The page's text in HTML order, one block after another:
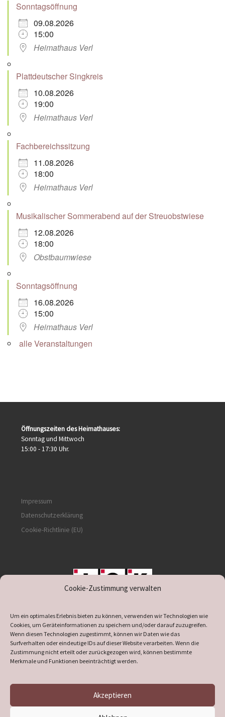
Cookie-Zustimmung verwalten
Um ein optimales Erlebnis bieten zu können, verwenden wir Technologien wie
Cookies, um Geräteinformationen zu speichern und/oder darauf zuzugreifen.
Wenn diesen Technologien zugestimmt, können wir Daten wie das
Surfverhalten oder eindeutige IDs auf dieser Website verarbeiten. Wenn die
Zustimmung nicht erteilt oder zurückgezogen wird, können bestimmte
Merkmale und Funktionen beeinträchtigt werden.
Akzeptieren
Sonntagsöffnung
09.08.2026
15:00
Heimathaus Verl
Plattdeutscher Singkreis
10.08.2026
19:00
Heimathaus Verl
Fachbereichssitzung
11.08.2026
18:00
Heimathaus Verl
Musikalischer Sommerabend auf der Streuobstwiese
12.08.2026
18:00
Obstbaumwiese
Sonntagsöffnung
16.08.2026
15:00
Heimathaus Verl
alle Veranstaltungen
Öffnungszeiten des Heimathauses:
Sonntag und Mittwoch
15:00 - 17:30 Uhr.
Impressum
Datenschutzerklärung
Cookie-Richtlinie (EU)
supported by DÖ